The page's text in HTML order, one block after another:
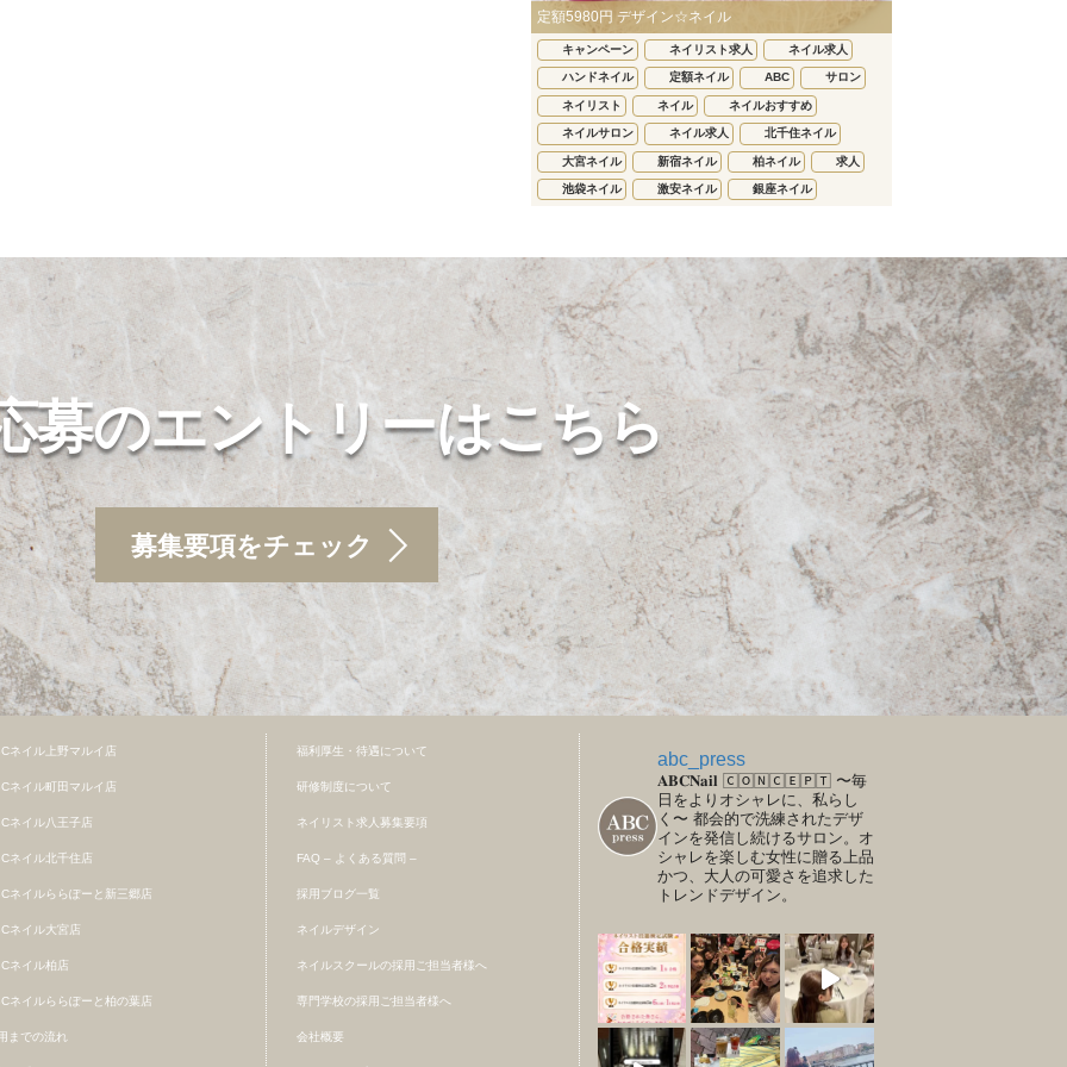
定額5980円 デザイン☆ネイル
キャンペーン ネイリスト求人 ネイル求人
ハンドネイル 定額ネイル ABC サロン
ネイリスト ネイル ネイルおすすめ
ネイルサロン ネイル求人 北千住ネイル
大宮ネイル 新宿ネイル 柏ネイル 求人
池袋ネイル 激安ネイル 銀座ネイル
募のエントリーはこちら
募集要項をチェック
ネイル上野マルイ店
ネイル町田マルイ店
ネイル八王子店
ネイル北千住店
ネイルららぽーと新三郷店
ネイル大宮店
ネイル柏店
ネイルららぽーと柏の葉店
までの流れ
福利厚生・待遇について
研修制度について
ネイリスト求人募集要項
FAQ – よくある質問 –
採用ブログ一覧
ネイルデザイン
ネイルスクールの採用ご担当者様へ
専門学校の採用ご担当者様へ
会社概要
abc_press
𝐀𝐁𝐂𝐍𝐚𝐢𝐥 🄲🄾🄽🄲🄴🄿🅃 〜毎
日をよりオシャレに、私らし
く〜 都会的で洗練されたデザ
インを発信し続けるサロン。オ
シャレを楽しむ女性に贈る上品
かつ、大人の可愛さを追求した
トレンドデザイン。